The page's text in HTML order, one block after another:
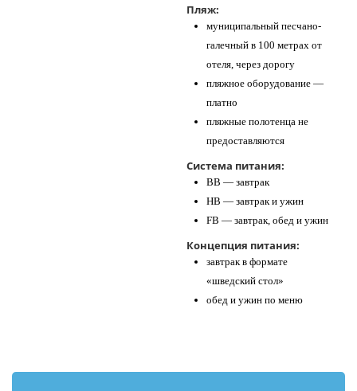
Пляж:
муниципальный песчано-
галечный в 100 метрах от
отеля, через дорогу
пляжное оборудование —
платно
пляжные полотенца не
предоставляются
Система питания:
BB — завтрак
HB — завтрак и ужин
FB — завтрак, обед и ужин
Концепция питания:
завтрак в формате
«шведский стол»
обед и ужин по меню